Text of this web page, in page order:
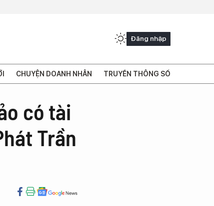
Đăng nhập
CHUYỆN DOANH NHÂN TRUYỀN THÔNG SỐ
có tài
Trần